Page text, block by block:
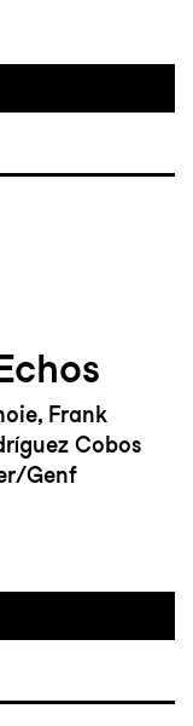
Frank
Cobos
Genf